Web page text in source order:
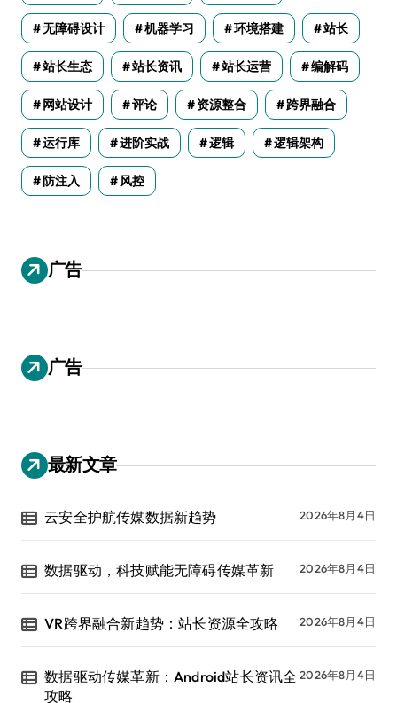
无障碍设计 机器学习 环境搭建 站长
站长生态 站长资讯 站长运营 编解码
网站设计 评论 资源整合 跨界融合
运行库 进阶实战 逻辑 逻辑架构
防注入 风控
广告
广告
最新文章
云安全护航传媒数据新趋势 2026年8月4日
数据驱动，科技赋能无障碍传媒革新 2026年8月4日
VR跨界融合新趋势：站长资源全攻略 2026年8月4日
数据驱动传媒革新：Android站长资讯全
攻略
2026年8月4日